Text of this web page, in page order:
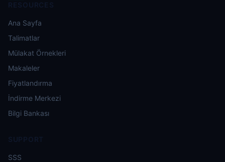
RESOURCES
Ana Sayfa
Talimatlar
Mülakat Örnekleri
Makaleler
Fiyatlandırma
İndirme Merkezi
Bilgi Bankası
SUPPORT
SSS